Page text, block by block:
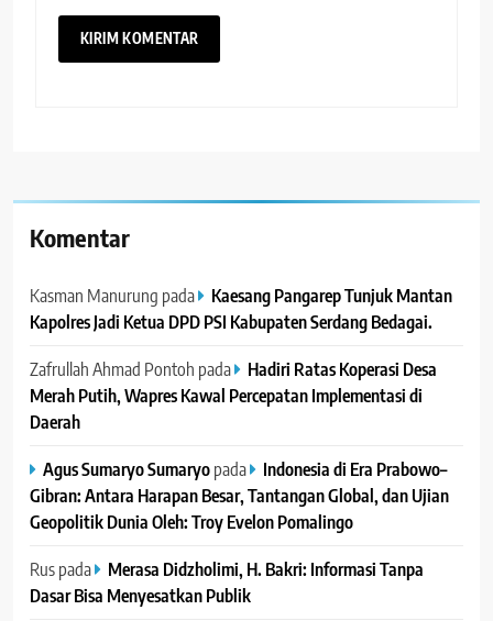
Komentar
Kasman Manurung pada
Kaesang Pangarep Tunjuk Mantan
Kapolres Jadi Ketua DPD PSI Kabupaten Serdang Bedagai. ‎ ‎
Zafrullah Ahmad Pontoh pada
Hadiri Ratas Koperasi Desa
Merah Putih, Wapres Kawal Percepatan Implementasi di
Daerah
Agus Sumaryo Sumaryopada
Indonesia di Era Prabowo–
Gibran: Antara Harapan Besar, Tantangan Global, dan Ujian
Geopolitik Dunia Oleh: Troy Evelon Pomalingo
Ruspada
Merasa Didzholimi, H. Bakri: Informasi Tanpa
Dasar Bisa Menyesatkan Publik